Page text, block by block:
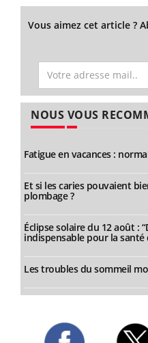
Vous aimez cet article ?
NOUS VOUS
Fatigue en vacances :
Et si les caries pouvaient
plombage ?
Éclipse solaire du 12 août :
indispensable pour la santé
Les troubles du sommeil